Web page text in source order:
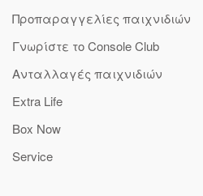
Προπαραγγελίες παιχνιδιών
Γνωρίστε το Console Club
Ανταλλαγές παιχνιδιών
Extra Life
Box Now
Service